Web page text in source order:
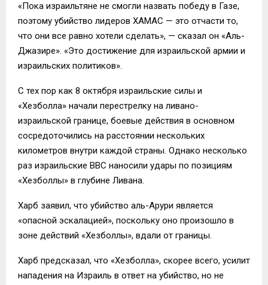
«Пока израильтяне не смогли назвать победу в Газе,
поэтому убийство лидеров ХАМАС — это отчасти то,
что они все равно хотели сделать», — сказал он «Аль-
Джазире». «Это достижение для израильской армии и
израильских политиков».
С тех пор как 8 октября израильские силы и
«Хезболла» начали перестрелку на ливано-
израильской границе, боевые действия в основном
сосредоточились на расстоянии нескольких
километров внутри каждой страны. Однако несколько
раз израильские ВВС наносили удары по позициям
«Хезболлы» в глубине Ливана.
Харб заявил, что убийство аль-Арури является
«опасной эскалацией», поскольку оно произошло в
зоне действий «Хезболлы», вдали от границы.
Харб предсказал, что «Хезболла», скорее всего, усилит
нападения на Израиль в ответ на убийство, но не